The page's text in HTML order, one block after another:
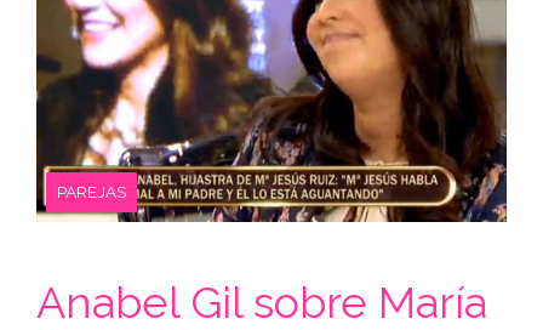
PAREJAS
Anabel Gil sobre María